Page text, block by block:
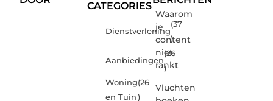
CATEGORIES
Dienstverlening
(37
)
Aanbiedingen
(26
)
Woning
en Tuin
(26
)
Waarom
je
content
niet
rankt
Vluchten